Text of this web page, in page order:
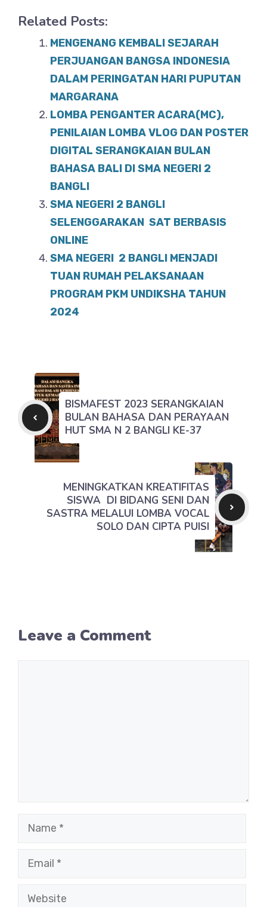
c
e
k
at
s
A
p
p
e
Related Posts:
MENGENANG KEMBALI SEJARAH
PERJUANGAN BANGSA INDONESIA
DALAM PERINGATAN HARI PUPUTAN
MARGARANA
LOMBA PENGANTER ACARA(MC),
PENILAIAN LOMBA VLOG DAN POSTER
DIGITAL SERANGKAIAN BULAN
BAHASA BALI DI SMA NEGERI 2
BANGLI
SMA NEGERI 2 BANGLI
SELENGGARAKAN SAT BERBASIS
ONLINE
SMA NEGERI 2 BANGLI MENJADI
TUAN RUMAH PELAKSANAAN
PROGRAM PKM UNDIKSHA TAHUN
2024
BISMAFEST 2023 SERANGKAIAN
BULAN BAHASA DAN PERAYAAN
HUT SMA N 2 BANGLI KE-37
MENINGKATKAN KREATIFITAS
SISWA DI BIDANG SENI DAN
SASTRA MELALUI LOMBA VOCAL
SOLO DAN CIPTA PUISI
Leave a Comment
Name
Email
Website